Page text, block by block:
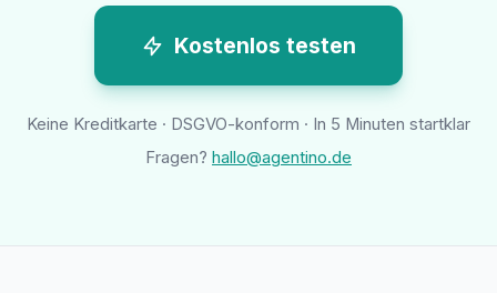
Kostenlos testen
Keine Kreditkarte · DSGVO-konform · In 5 Minuten startklar
Fragen? hallo@agentino.de